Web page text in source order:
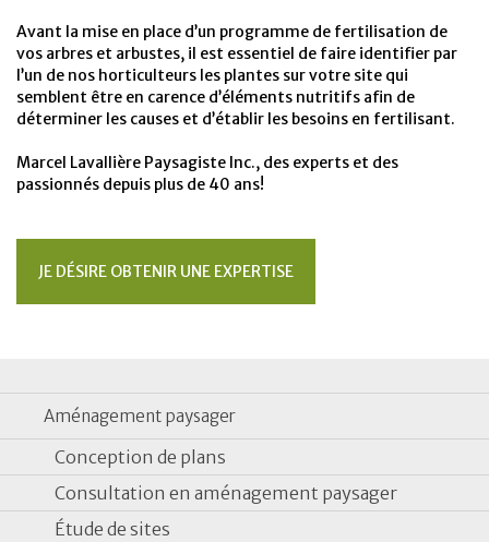
Avant la mise en place d’un programme de fertilisation de
vos arbres et arbustes, il est essentiel de faire identifier par
l’un de nos horticulteurs les plantes sur votre site qui
semblent être en carence d’éléments nutritifs afin de
déterminer les causes et d’établir les besoins en fertilisant.
Marcel Lavallière Paysagiste Inc., des experts et des
passionnés depuis plus de 40 ans!
JE DÉSIRE OBTENIR UNE EXPERTISE
Aménagement paysager
Conception de plans
Consultation en aménagement paysager
Étude de sites